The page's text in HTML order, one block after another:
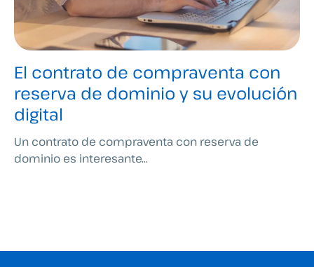
El contrato de compraventa con
reserva de dominio y su evolución
digital
Un contrato de compraventa con reserva de
dominio es interesante...